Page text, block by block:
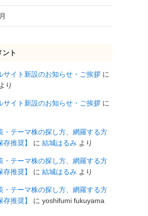
ント
サイト新設のお知らせ・ご挨拶 に
より
サイト新設のお知らせ・ご挨拶 に
・テーマ株の探し方、網羅する方
推奨】
に 結城はるみ より
・テーマ株の探し方、網羅する方
推奨】
に 結城はるみ より
・テーマ株の探し方、網羅する方
推奨】
に yoshifumi fukuyama